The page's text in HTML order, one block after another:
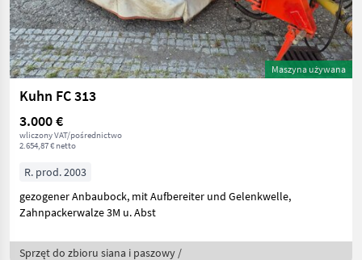
Maszyna używana
Kuhn FC 313
3.000 €
wliczony VAT/pośrednictwo
2.654,87 € netto
R. prod. 2003
gezogener Anbaubock, mit Aufbereiter und Gelenkwelle,
Zahnpackerwalze 3M u. Abst
Sprzęt do zbioru siana i paszowy /